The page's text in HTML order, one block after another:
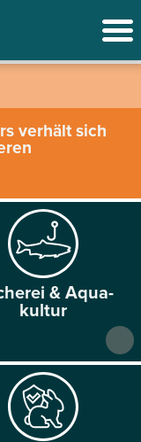
verhält sich
& Aqua­
kultur